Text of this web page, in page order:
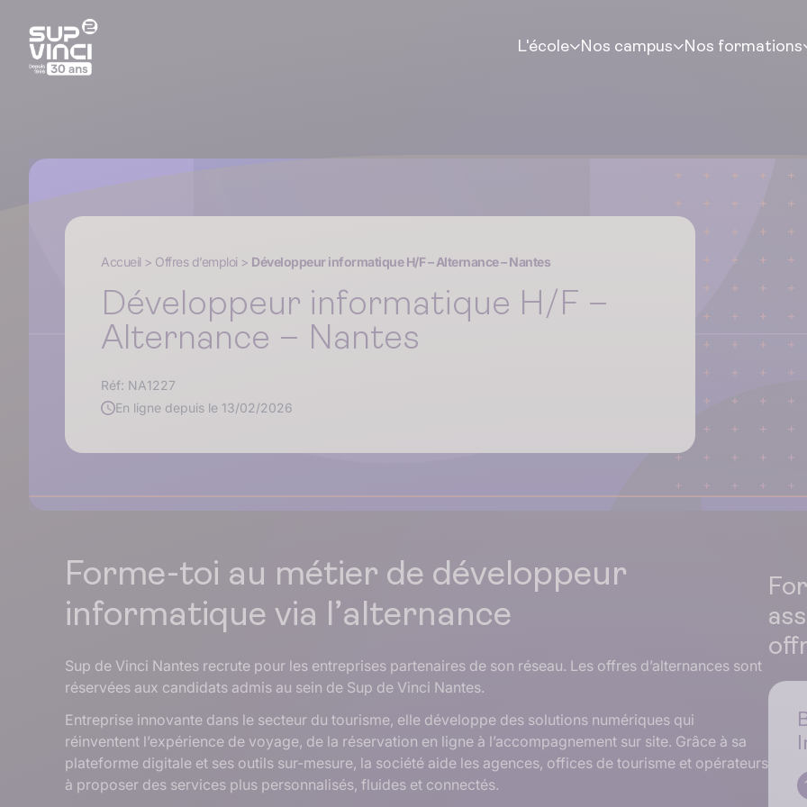
L'école Nos campus Nos formations
Accueil > Offres d’emploi> Développeur informatique H/F – Alternance – Nantes
Développeur informatique H/F –
Alternance – Nantes
Réf: NA1227
En ligne depuis le 13/02/2026
Forme-toi au métier de développeur
informatique via l’alternance
Sup de Vinci Nantes recrute pour les entreprises partenaires de son réseau. Les offres d’alternances sont
réservées aux candidats admis au sein de Sup de Vinci Nantes.
Entreprise innovante dans le secteur du tourisme, elle développe des solutions numériques qui
réinventent l’expérience de voyage, de la réservation en ligne à l’accompagnement sur site. Grâce à sa
plateforme digitale et ses outils sur-mesure, la société aide les agences, offices de tourisme et opérateurs
à proposer des services plus personnalisés, fluides et connectés.